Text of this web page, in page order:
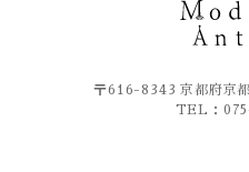
〒616-8343 京都府京
TEL：